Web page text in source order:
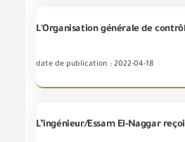
date de publication : 2022-04-18